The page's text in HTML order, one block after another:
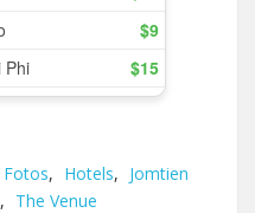
Fotos, Hotels, Jomtien
, The Venue